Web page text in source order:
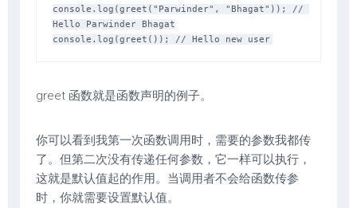
console.log(greet("Parwinder", "Bhagat")); //
Hello Parwinder Bhagat
greet 函数就是函数声明的例子。
你可以看到我第一次函数调用时，需要的参数我都传
了。但第二次没有传递任何参数，它一样可以执行，
这就是默认值起的作用。当调用者不会给函数传参
时，你就需要设置默认值。